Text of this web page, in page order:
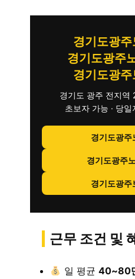
경기도광
경기도광주
경기도광
경기도 광주 전지역
초보자 가능 · 당
경기도광주
경기도광주
경기도광주
근무 조건 및
일 평균 40~80